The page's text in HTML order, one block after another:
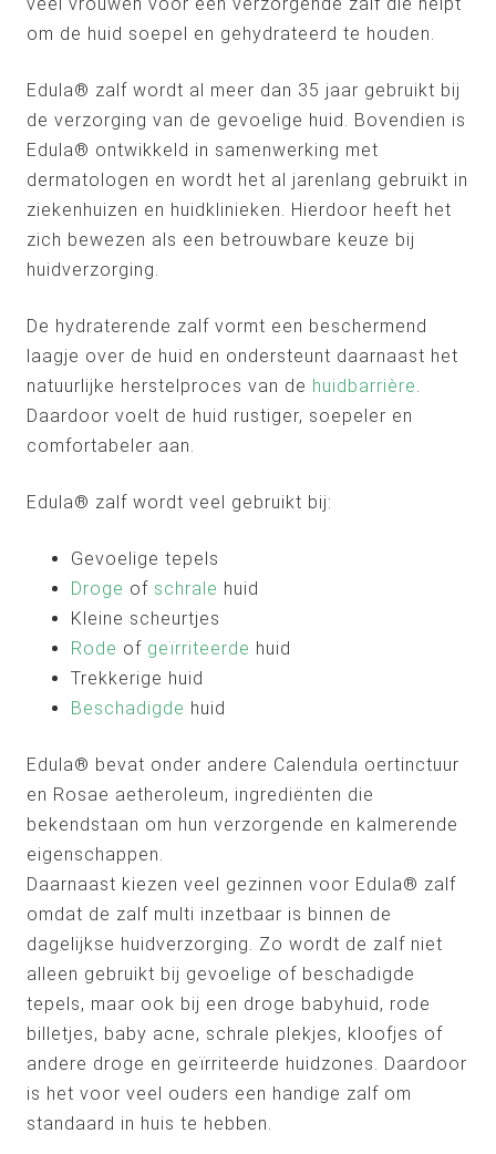
om de huid soepel en gehydrateerd te houden.
Edula® zalf wordt al meer dan 35 jaar gebruikt bij
de verzorging van de gevoelige huid. Bovendien is
Edula® ontwikkeld in samenwerking met
dermatologen en wordt het al jarenlang gebruikt in
ziekenhuizen en huidklinieken. Hierdoor heeft het
zich bewezen als een betrouwbare keuze bij
huidverzorging.
De hydraterende zalf vormt een beschermend
laagje over de huid en ondersteunt daarnaast het
natuurlijke herstelproces van de huidbarrière.
Daardoor voelt de huid rustiger, soepeler en
comfortabeler aan.
Edula® zalf wordt veel gebruikt bij:
Gevoelige tepels
Droge of schrale huid
Kleine scheurtjes
Rode of geïrriteerde huid
Trekkerige huid
Beschadigde huid
Edula® bevat onder andere Calendula oertinctuur
en Rosae aetheroleum, ingrediënten die
bekendstaan om hun verzorgende en kalmerende
eigenschappen.
Daarnaast kiezen veel gezinnen voor Edula® zalf
omdat de zalf multi inzetbaar is binnen de
dagelijkse huidverzorging. Zo wordt de zalf niet
alleen gebruikt bij gevoelige of beschadigde
tepels, maar ook bij een droge babyhuid, rode
billetjes, baby acne, schrale plekjes, kloofjes of
andere droge en geïrriteerde huidzones. Daardoor
is het voor veel ouders een handige zalf om
standaard in huis te hebben.